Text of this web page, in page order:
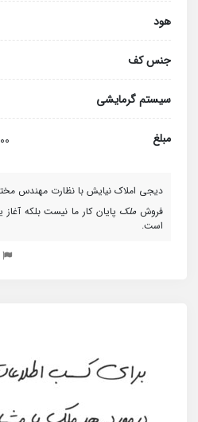
هود
جنس کف
سیستم گرمایشی
مبلغ
دیجی املاک نیایش با نظارت مهندس
فروشملکپایان کار ما نیست بلکه
است.